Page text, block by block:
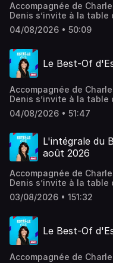
Accompagnée de
Denis s’invite à la
sujets qui font leur
débats, coup de
04/08/2026 • 50:09
Le Best-Of
Accompagnée de
Denis s’invite à la
sujets qui font leur
débats, coup de
04/08/2026 • 51:47
L'intégrale du
août 2026
Accompagnée de
Denis s’invite à la
sujets qui font leur
débats, coup de
03/08/2026 • 151:32
Le Best-Of
Accompagnée de